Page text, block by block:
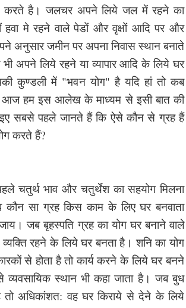
करते है। जलचर अपने लिये जल में रहने का
मे रहने वाले पेडों और वृक्षों आदि पर और
अनुसार जमीन पर अपना निवास स्थान बनाते
अपने लिये रहने या व्यापार आदि के लिये घर
कुण्डली में "भवन योग" है यदि हां तो कब
आज हम इस आलेख के माध्यम से इसी बात की
सबसे पहले जानते हैं कि ऐसे कौन से ग्रह हैं
करते हैं?
चतुर्थ भाव और चतुर्थेश का सहयोग मिलना
कौन सा ग्रह किस काम के लिए घर बनवाता
जब बृहस्पति ग्रह का योग घर बनाने वाले
व्यक्ति रहने के लिये घर बनता है। शनि का योग
से होता है तो कार्य करने के लिये घर बनने
व्यवसायिक स्थान भी कहा जाता है। जब बुध
अधिकांशत: वह घर किराये से देने के लिये